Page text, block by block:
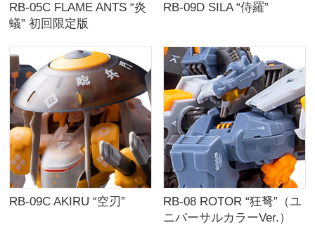
RB-05C FLAME ANTS “炎
蟻” 初回限定版
RB-09D SILA “侍羅”
RB-09C AKIRU “空刃”
RB-08 ROTOR “狂弩”（ユ
ニバーサルカラーVer.）